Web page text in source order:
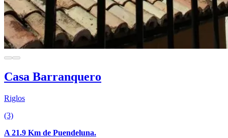
Casa Barranquero
Riglos
(3)
A 21.9 Km de Puendeluna.